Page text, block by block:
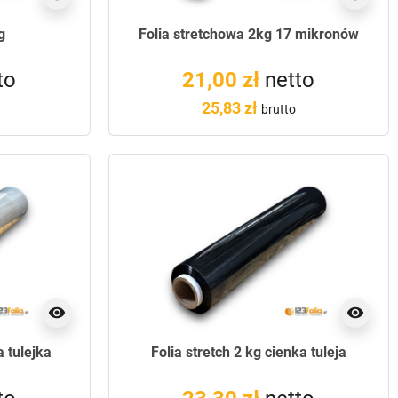
Folia stretchowa 2kg 17 mikronów
21,00 zł netto
25,83 zł brutto
visibility
tulejka
visibility
Folia stretch 2 kg cienka tuleja